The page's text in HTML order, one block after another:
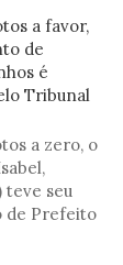
a favor,
de
é
Tribunal
a zero, o
teve seu
de Prefeito